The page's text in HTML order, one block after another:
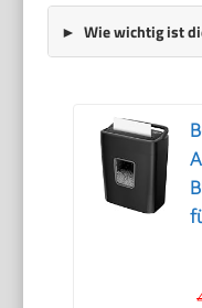
Wie wichtig ist